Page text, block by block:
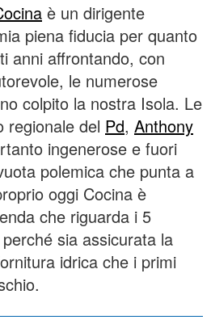
è un dirigente
piena fiducia per quanto
anni affrontando, con
le numerose
colpito la nostra Isola. Le
regionale del Pd, Anthony
ingenerose e fuori
polemica che punta a
oggi Cocina è
che riguarda i 5
sia assicurata la
idrica che i primi